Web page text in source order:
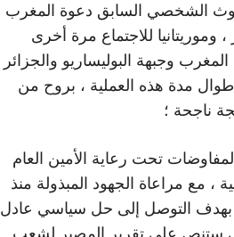
الشخصي السابق دعوة المغرب
، وموريتانيا للاجتماع مرة أخرى
وجبهة البوليساريو والجزائر
طوال مدة هذه العملية ، بروح من
ناجحة ؛
تحت رعاية الأمين العام
مراعاة الجهود المبذولة منذ
بهدف التوصل إلى حل سياسي عادل
ستنص على تقرير المصير لشعب